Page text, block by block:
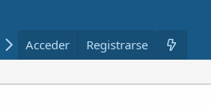
Nuevo Miembros
Acceder Registrarse